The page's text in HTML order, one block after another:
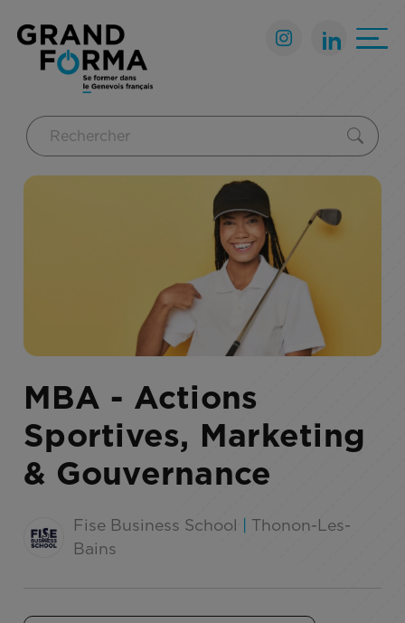
MBA - Actions
Sportives, Marketing
& Gouvernance
Fise Business School | Thonon-Les-
Bains